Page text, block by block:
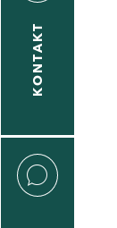
KONTAKT